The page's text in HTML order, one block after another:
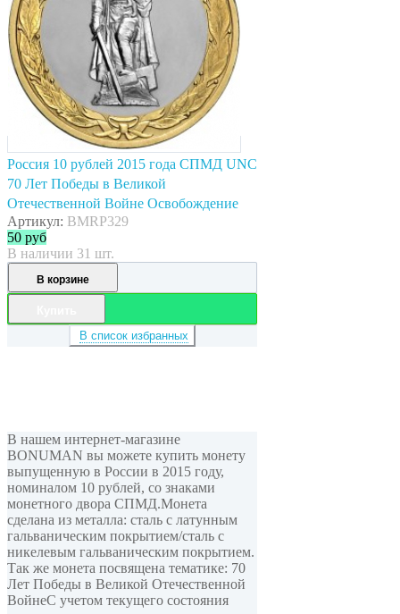
Россия 10 рублей 2015 года СПМД UNC
70 Лет Победы в Великой
Отечественной Войне Освобождение
Артикул: BMRP329
50 руб
В наличии 31 шт.
В корзине
В список избранных
В нашем интернет-магазине
BONUMAN вы можете купить монету
выпущенную в России в 2015 году,
номиналом 10 рублей, cо знаками
монетного двора СПМД.Монета
сделана из металла: сталь с латунным
гальваническим покрытием/сталь с
никелевым гальваническим покрытием.
Так же монета посвящена тематике: 70
Лет Победы в Великой Отечественной
ВойнеС учетом текущего состояния